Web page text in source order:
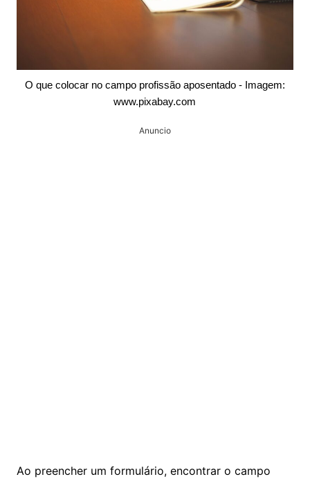
O que colocar no campo profissão aposentado - Imagem:
www.pixabay.com
Anuncio
Ao preencher um formulário, encontrar o campo